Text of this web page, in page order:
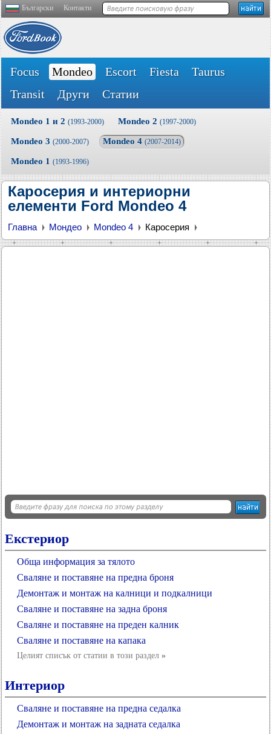
Български Контакти
Focus Mondeo Escort Fiesta
Taurus
Transit
Други Статии
Mondeo 1 и 2 (1993-2000) Mondeo 2 (1997-2000)
Mondeo 3 (2000-2007) Mondeo 4 (2007-2014)
Mondeo 1 (1993-1996)
Каросерия и интериорни
елементи Ford Mondeo 4
Главна Мондео Mondeo 4 Каросерия
Екстериор
Обща информация за тялото
Сваляне и поставяне на предна броня
Демонтаж и монтаж на калници и подкалници
Сваляне и поставяне на задна броня
Сваляне и поставяне на преден калник
Сваляне и поставяне на капака
Целият списък от статии в този раздел »
Интериор
Сваляне и поставяне на предна седалка
Демонтаж и монтаж на задната седалка